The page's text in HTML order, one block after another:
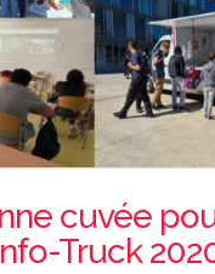
cuvée
Truck